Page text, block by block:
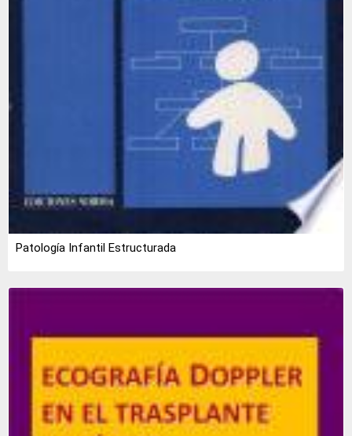
Patología Infantil Estructurada